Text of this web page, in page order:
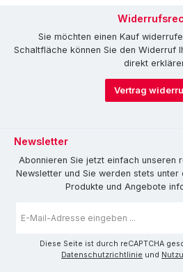
Sie möchten einen Kauf
Schaltfläche können Sie den Widerruf
direkt
Vertrag
Newsletter
Abonnieren Sie jetzt einfach unseren
Newsletter und Sie werden stets unter
Produkte und Angebote
Mail-
Diese Seite ist durch reCAPTCHA
Datenschutzrichtlinie und